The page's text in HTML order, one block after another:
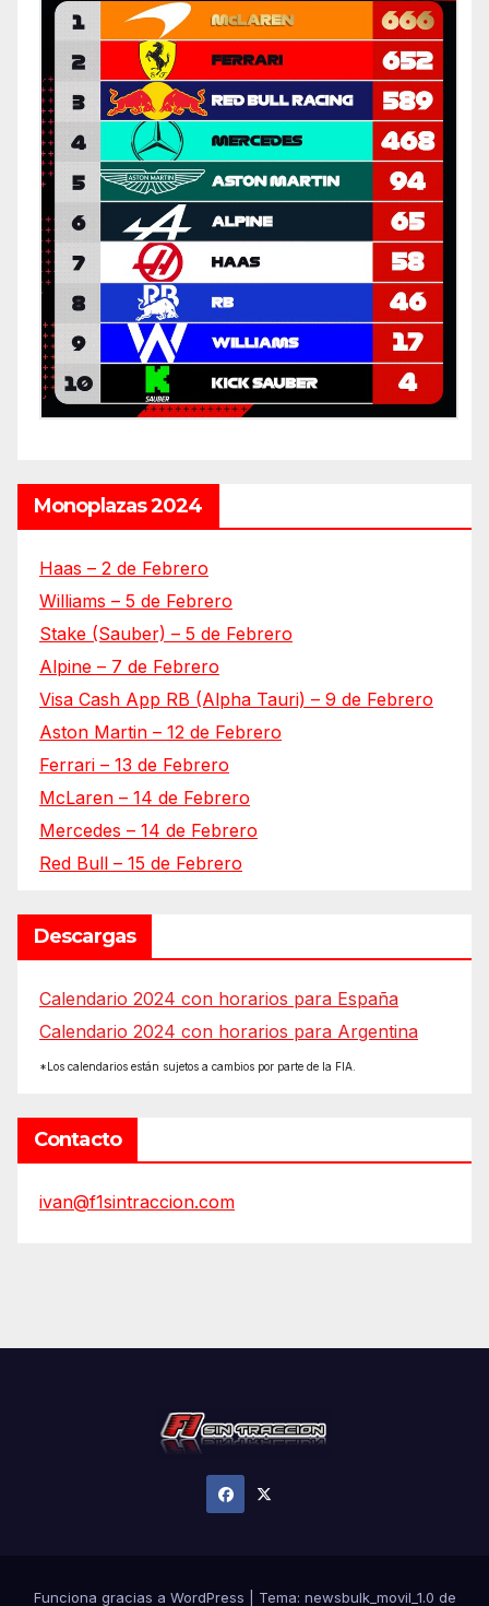
Monoplazas 2024
Haas – 2 de Febrero
Williams – 5 de Febrero
Stake (Sauber) – 5 de Febrero
Alpine – 7 de Febrero
Visa Cash App RB (Alpha Tauri) – 9 de Febrero
Aston Martin – 12 de Febrero
Ferrari – 13 de Febrero
McLaren – 14 de Febrero
Mercedes – 14 de Febrero
Red Bull – 15 de Febrero
Descargas
Calendario 2024 con horarios para España
Calendario 2024 con horarios para Argentina
*Los calendarios están sujetos a cambios por parte de la FIA.
Contacto
ivan@f1sintraccion.com
Funciona gracias a WordPress Tema: newsbulk_movil_1.0 de